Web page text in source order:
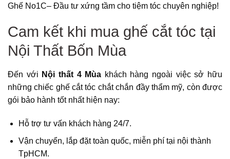
Ghế No1C– Đầu tư xứng tầm cho tiệm tóc chuyên nghiệp!
Cam kết khi mua ghế cắt tóc tại
Nội Thất Bốn Mùa
Đến với Nội thất 4 Mùa khách hàng ngoài việc sở hữu
những chiếc ghế cắt tóc chắt chắn đầy thẩm mỹ, còn được
gói bảo hành tốt nhất hiện nay:
Hỗ trợ tư vấn khách hàng 24/7.
Vận chuyển, lắp đặt toàn quốc, miễn phí tại nội thành
TpHCM.